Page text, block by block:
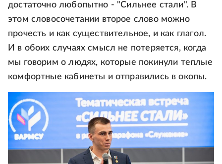
достаточно любопытно - "Сильнее стали". В
этом словосочетании второе слово можно
прочесть и как существительное, и как глагол.
И в обоих случаях смысл не потеряется, когда
мы говорим о людях, которые покинули теплые
комфортные кабинеты и отправились в окопы.